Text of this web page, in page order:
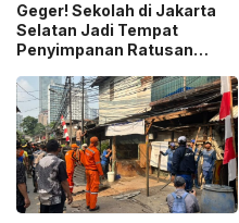
Geger! Sekolah di Jakarta
Selatan Jadi Tempat
Penyimpanan Ratusan
Pemilik